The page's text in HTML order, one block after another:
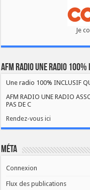
Je
AFM RADIO UNE RADIO 100%
Une radio 100% INCLUSIF
AFM RADIO UNE RADIO
PAS DE C
Rendez-vous ici
Méta
Connexion
Flux des publications